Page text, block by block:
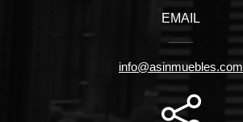
EMAIL
info@asinmuebles.com